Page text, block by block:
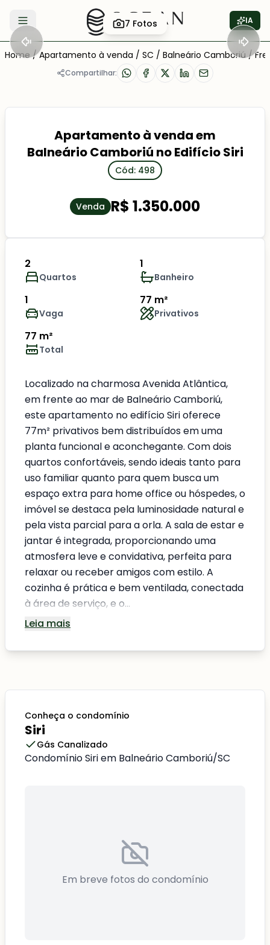
Abrir menu IA
7 Fotos
Home / Apartamento à venda / SC / Balneário Camboriú /
Compartilhar:
Apartamento à venda em
Balneário Camboriú no Edifício Siri
Cód: 498
Venda R$ 1.350.000
2
Quartos
1
Banheiro
1
Vaga
77 m²
Privativos
77 m²
Total
Localizado na charmosa Avenida Atlântica,
em frente ao mar de Balneário Camboriú,
este apartamento no edifício Siri oferece
77m² privativos bem distribuídos em uma
planta funcional e aconchegante. Com dois
quartos confortáveis, sendo ideais tanto para
uso familiar quanto para quem busca um
espaço extra para home office ou hóspedes, o
imóvel se destaca pela luminosidade natural e
pela vista parcial para a orla. A sala de estar e
jantar é integrada, proporcionando uma
atmosfera leve e convidativa, perfeita para
relaxar ou receber amigos com estilo. A
cozinha é prática e bem ventilada, conectada
à área de serviço, e o...
Leia mais
Conheça o condomínio
Siri
Gás Canalizado
Condomínio Siri em Balneário Camboriú/SC
Em breve fotos do condomínio